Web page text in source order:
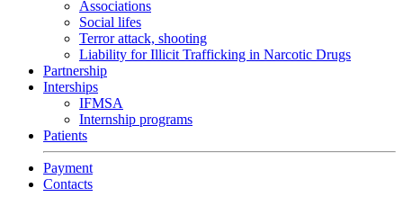
Associations
Social lifes
Terror attack, shooting
Liability for Illicit Trafficking in Narcotic Drugs
Partnership
Interships
IFMSA
Internship programs
Patients
Payment
Contacts